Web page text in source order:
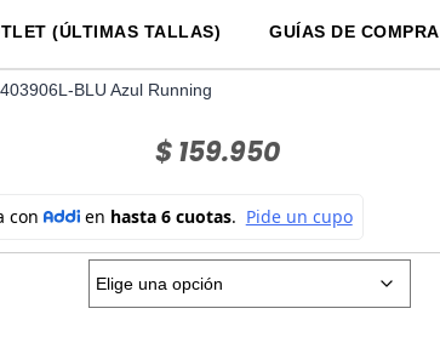
(ÚLTIMAS TALLAS) GUÍAS DE COMPRA
BLU Azul Running
$159.950